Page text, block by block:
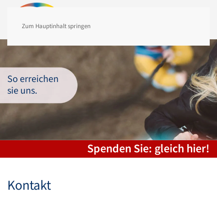
Zum Hauptinhalt springen
So erreichen
sie uns.
Spenden Sie: gleich hier!
Kontakt